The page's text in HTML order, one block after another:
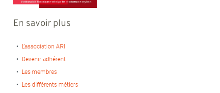
En savoir plus
L’association ARI
Devenir adhérent
Les membres
Les différents métiers